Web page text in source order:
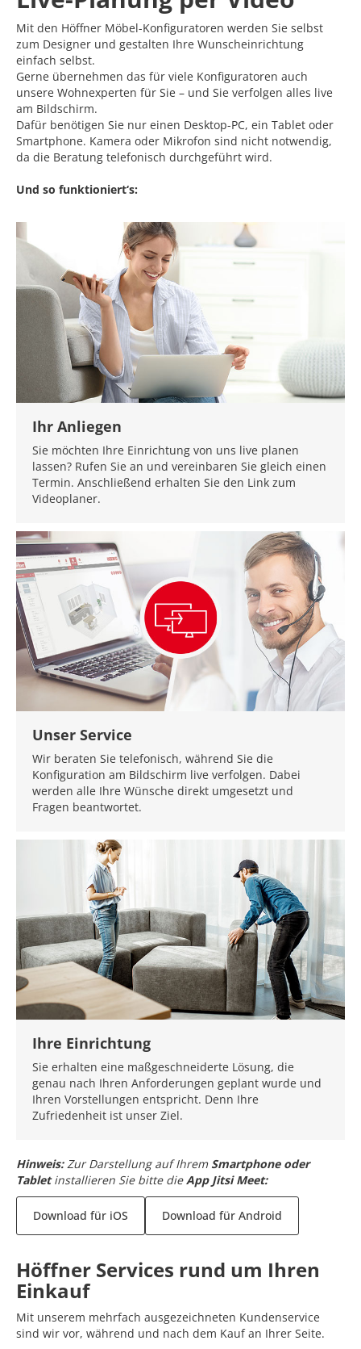
Mit den Höffner Möbel-Konfiguratoren werden Sie selbst
zum Designer und gestalten Ihre Wunscheinrichtung
einfach selbst.
Gerne übernehmen das für viele Konfiguratoren auch
unsere Wohnexperten für Sie – und Sie verfolgen alles live
am Bildschirm.
Dafür benötigen Sie nur einen Desktop-PC, ein Tablet oder
Smartphone. Kamera oder Mikrofon sind nicht notwendig,
da die Beratung telefonisch durchgeführt wird.
Und so funktioniert‘s:
Ihr Anliegen
Sie möchten Ihre Einrichtung von uns live planen
lassen? Rufen Sie an und vereinbaren Sie gleich einen
Termin. Anschließend erhalten Sie den Link zum
Videoplaner.
Unser Service
Wir beraten Sie telefonisch, während Sie die
Konfiguration am Bildschirm live verfolgen. Dabei
werden alle Ihre Wünsche direkt umgesetzt und
Fragen beantwortet.
Ihre Einrichtung
Sie erhalten eine maßgeschneiderte Lösung, die
genau nach Ihren Anforderungen geplant wurde und
Ihren Vorstellungen entspricht. Denn Ihre
Zufriedenheit ist unser Ziel.
Hinweis: Zur Darstellung auf Ihrem Smartphone oder
Tabletinstallieren Sie bitte dieApp Jitsi Meet:
Download für iOS Download für Android
Höffner Services rund um Ihren
Einkauf
Mit unserem mehrfach ausgezeichneten Kundenservice
sind wir vor, während und nach dem Kauf an Ihrer Seite.